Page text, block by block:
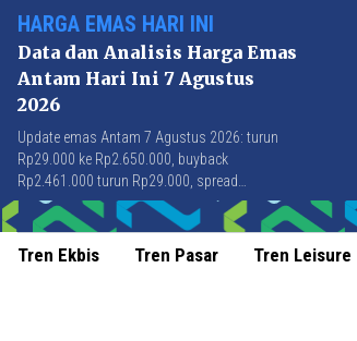
HARGA EMAS HARI INI
Data dan Analisis Harga Emas
Antam Hari Ini 7 Agustus
2026
Update emas Antam 7 Agustus 2026: turun
Rp29.000 ke Rp2.650.000, buyback
Rp2.461.000 turun Rp29.000, spread
Rp189.000 stabil di level terbaik sejak April
2026.
Tren Ekbis Tren Pasar Tren Leisure